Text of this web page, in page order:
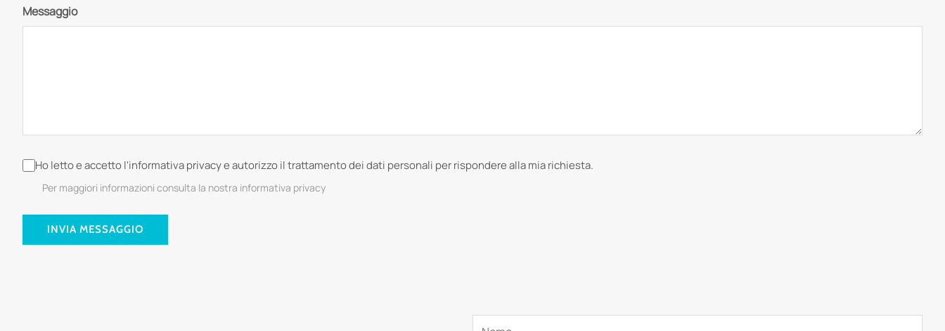
Messaggio
Ho letto e accetto l'informativa privacy e autorizzo il trattamento dei dati personali per rispondere alla mia richiesta.
Per maggiori informazioni consulta la nostra informativa privacy
INVIA MESSAGGIO